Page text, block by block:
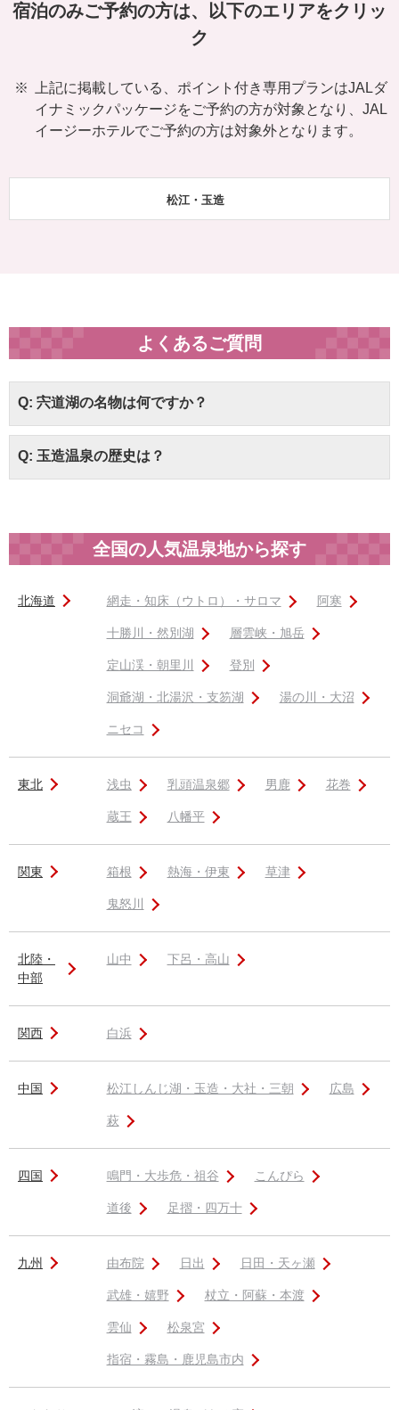
宿泊のみご予約の方は、以下のエリアをクリッ
ク
上記に掲載している、ポイント付き専用プランはJALダ
イナミックパッケージをご予約の方が対象となり、JAL
イージーホテルでご予約の方は対象外となります。
松江・玉造
よくあるご質問
Q: 宍道湖の名物は何ですか？
Q: 玉造温泉の歴史は？
全国の人気温泉地から探す
北海道 網走・知床（ウトロ）・サロマ 阿寒
十勝川・然別湖 層雲峡・旭岳
定山渓・朝里川 登別
洞爺湖・北湯沢・支笏湖 湯の川・大沼
ニセコ
東北 浅虫 乳頭温泉郷 男鹿 花巻
蔵王 八幡平
関東 箱根 熱海・伊東 草津
鬼怒川
北陸・
中部
山中 下呂・高山
関西 白浜
中国 松江しんじ湖・玉造・大社・三朝 広島
萩
四国 鳴門・大歩危・祖谷 こんぴら
道後 足摺・四万十
九州 由布院 日出 日田・天ヶ瀬
武雄・嬉野 杖立・阿蘇・本渡
雲仙 松泉宮
指宿・霧島・鹿児島市内